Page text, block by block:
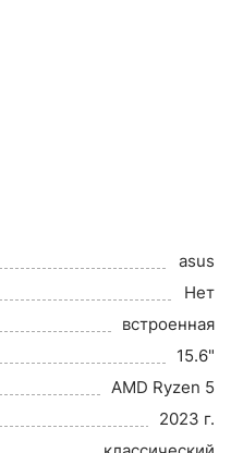
asus
Нет
встроенная
15.6"
AMD Ryzen 5
2023 г.